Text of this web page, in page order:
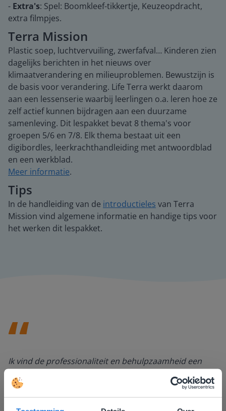
- Extra's: Spel: Boomkleef-tikkertje, Keuzeopdracht,
extra filmpjes.
Terra Mission
Plastic soep, luchtvervuiling, zwerfafval… Kinderen zien
dagelijks berichten in het nieuws over
klimaatverandering en milieuproblemen. Bewustzijn is
de basis voor verandering. Life Terra werkt daarom
aan een lessenserie waarbij leerlingen o.a. leren hoe ze
zelf actief kunnen bijdragen aan een duurzame
samenleving. Dit lespakket bevat 8 thema's voor
groepen 5/6 en 7/8. Elk thema bestaat uit een
digibordles, leerkrachthandleiding met antwoordblad
en een werkblad.
Meer informatie.
Tips
In de handleiding van de introductieles van Terra
Mission vind algemene informatie en handige tips voor
het werken dit lespakket.
Ik vind de professionaliteit en behulpzaamheid een
luisteren naar suggesties, het open karakter en de
informatievoorziening via de website. Ik kan niets ter